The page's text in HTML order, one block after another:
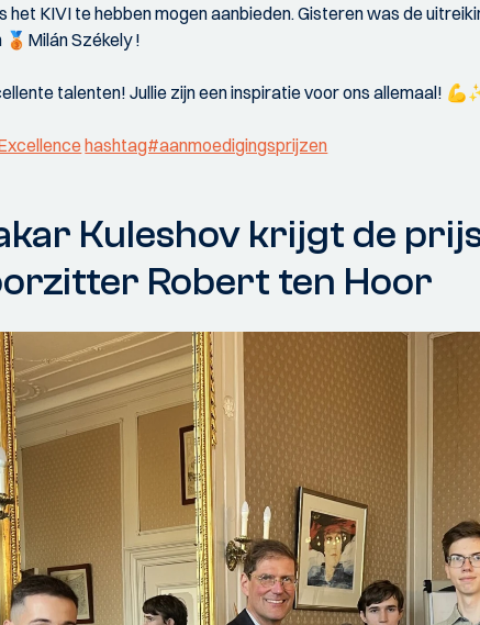
het KIVI te hebben mogen aanbieden. Gisteren was de
🥉Milán Székely !
talenten! Jullie zijn een inspiratie voor ons allemaal!
hashtag#aanmoedigingsprijzen
Kuleshov krijgt de
Robert ten Hoor